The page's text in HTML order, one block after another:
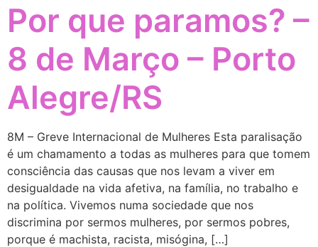
Por que paramos? –
8 de Março – Porto
Alegre/RS
8M – Greve Internacional de Mulheres Esta paralisação
é um chamamento a todas as mulheres para que tomem
consciência das causas que nos levam a viver em
desigualdade na vida afetiva, na família, no trabalho e
na política. Vivemos numa sociedade que nos
discrimina por sermos mulheres, por sermos pobres,
porque é machista, racista, misógina, […]